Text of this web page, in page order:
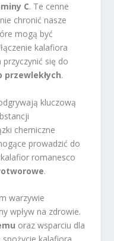
C. Te cenne
chronić nasze
mogą być
kalafiora
się do
przewlekłych.
kluczową
chemiczne
prowadzić do
romanesco
.
warzywie
wpływ na zdrowie.
oraz wsparciu dla